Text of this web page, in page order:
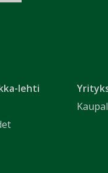
lehti